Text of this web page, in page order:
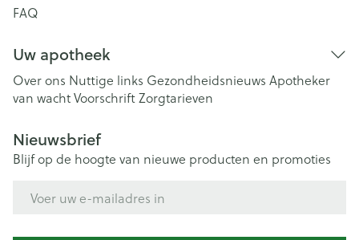
FAQ
Uw apotheek
Over ons Nuttige links Gezondheidsnieuws Apotheker
van wachtVoorschriftZorgtarieven
Nieuwsbrief
Blijf op de hoogte van nieuwe producten en promoties